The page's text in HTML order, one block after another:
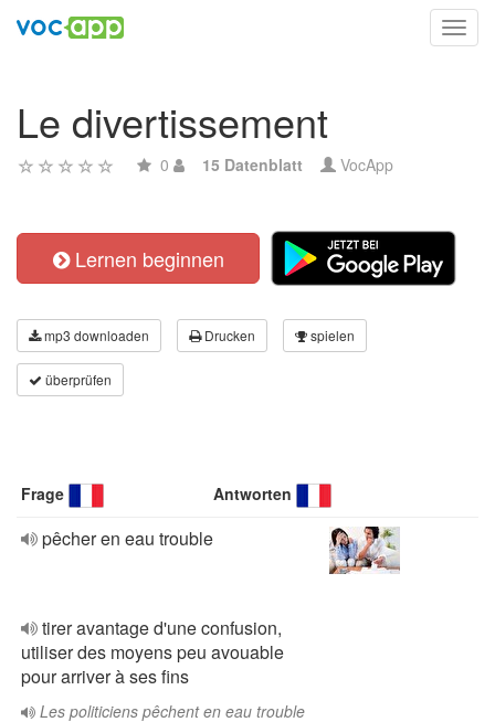
Le divertissement
0 15 Datenblatt VocApp
Lernen beginnen
mp3 downloaden Drucken spielen
überprüfen
Frage Antworten
pêcher en eau trouble
tirer avantage d'une confusion,
utiliser des moyens peu avouable
pour arriver à ses fins
Les politiciens pêchent en eau trouble